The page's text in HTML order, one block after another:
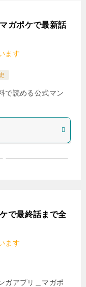
ガポケで最新話
ます
で読める公式マン
で最終話まで全
ます
ガアプリ＿マガポ